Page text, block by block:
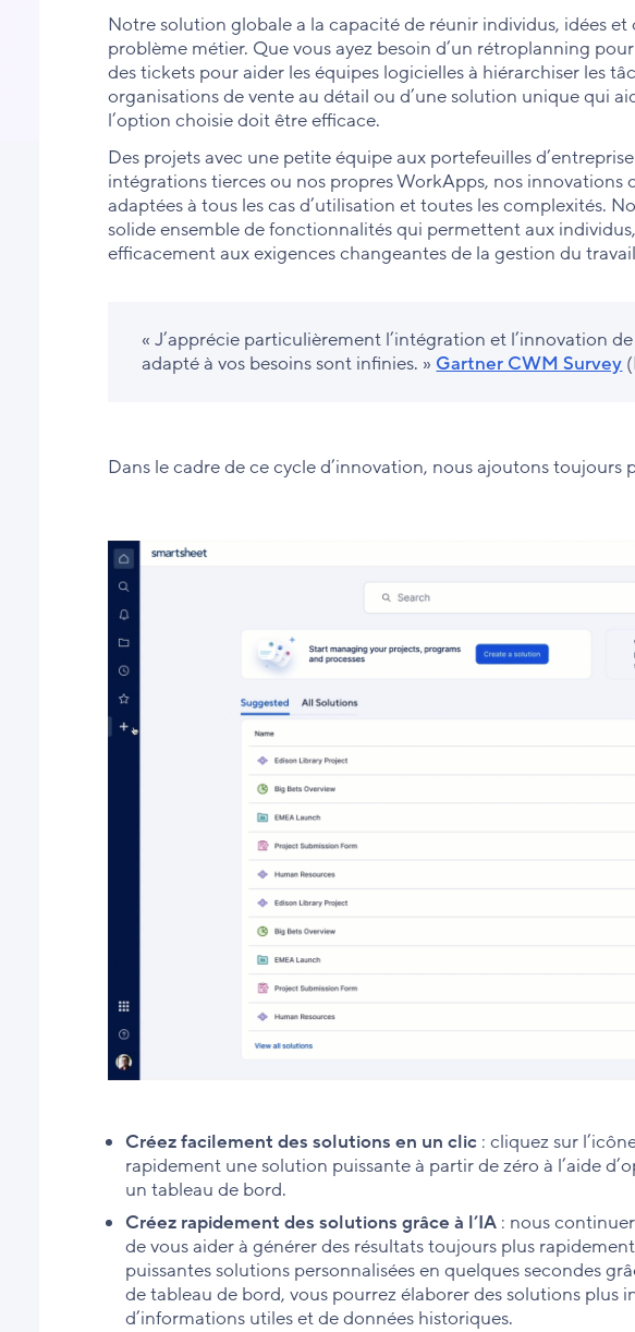
Notre solution globale a la capacité de réunir individus, idées
problème métier. Que vous ayez besoin d’un rétroplanning
des tickets pour aider les équipes logicielles à hiérarchiser les
organisations de vente au détail ou d’une solution unique qui
l’option choisie doit être efficace.
Des projets avec une petite équipe aux portefeuilles
intégrations tierces ou nos propres WorkApps, nos
adaptées à tous les cas d’utilisation et toutes les complexités.
solide ensemble de fonctionnalités qui permettent aux
efficacement aux exigences changeantes de la gestion du
« J’apprécie particulièrement l’intégration et l’innovation
adapté à vos besoins sont infinies. » Gartner CWM Survey
Dans le cadre de ce cycle d’innovation, nous ajoutons
Créez facilement des solutions en un clic: cliquez sur
rapidement une solution puissante à partir de zéro à l’aide
un tableau de bord.
Créez rapidement des solutions grâce à l’IA: nous
de vous aider à générer des résultats toujours plus
puissantes solutions personnalisées en quelques secondes
de tableau de bord, vous pourrez élaborer des solutions plus
d’informations utiles et de données historiques.